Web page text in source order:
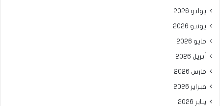
يوليو 2026
يونيو 2026
مايو 2026
أبريل 2026
مارس 2026
فبراير 2026
يناير 2026